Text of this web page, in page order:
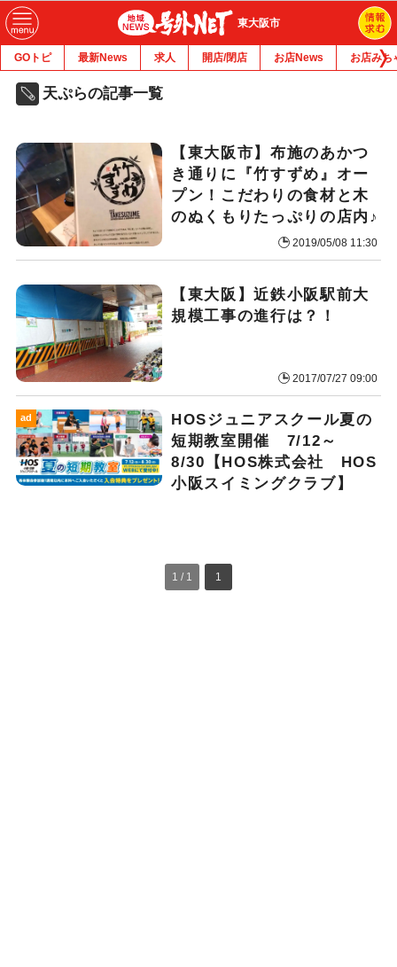
東大阪市
GOトピ 最新News 求人 開店/閉店 お店News お店みち
天ぷらの記事一覧
【東大阪市】布施のあかつ
き通りに『竹すずめ』オー
プン！こだわりの食材と木
のぬくもりたっぷりの店内♪
2019/05/08 11:30
【東大阪】近鉄小阪駅前大
規模工事の進行は？！
2017/07/27 09:00
ad
HOSジュニアスクール夏の
短期教室開催 7/12～
8/30【HOS株式会社 HOS
小阪スイミングクラブ】
1 / 1 1